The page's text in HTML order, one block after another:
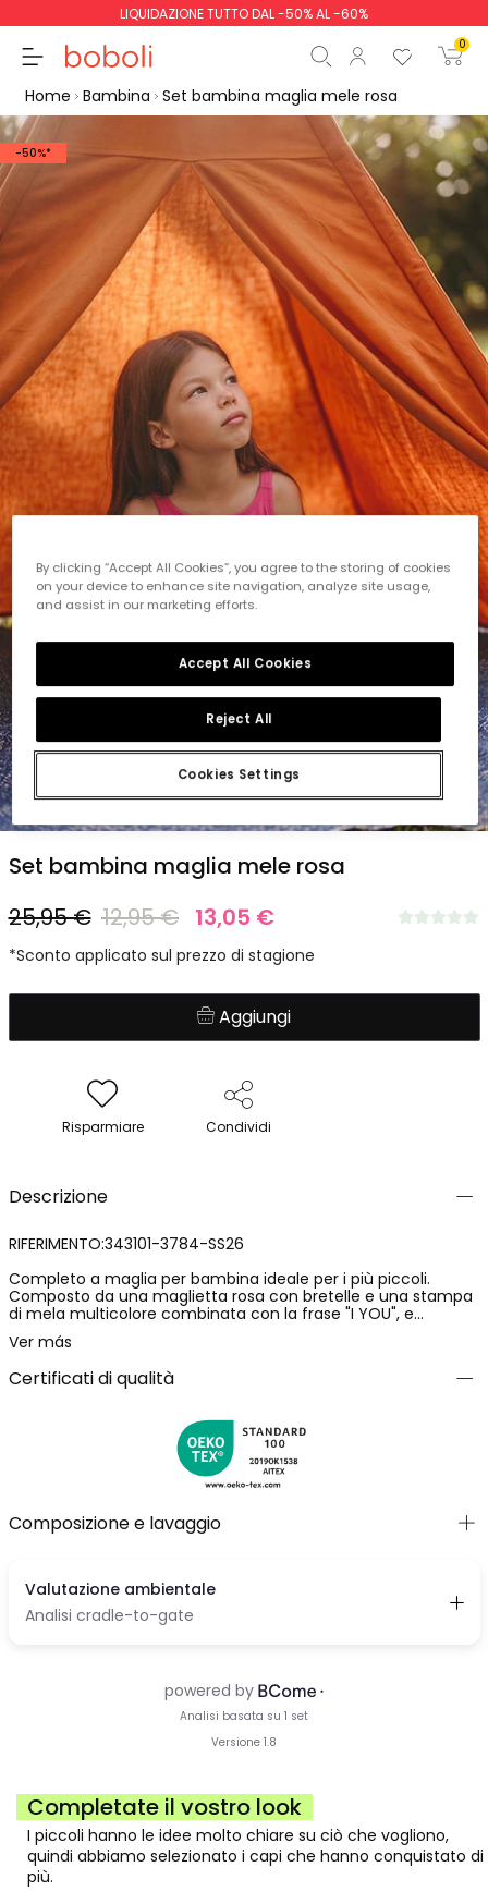
LIQUIDAZIONE TUTTO DAL -50% AL -60%
0
Totale parziale 0,00 €
Totale 0,00 €
Continua Inizio ordine
Home Bambina Set bambina maglia mele rosa
-50%*
1 2 3 4 5 6 7 8
Set bambina maglia mele rosa
25,95 € 12,95 € 13,05 €
*Sconto applicato sul prezzo di stagione
Aggiungi
Risparmiare Condividi
Descrizione
RIFERIMENTO:343101-3784-SS26
Completo a maglia per bambina ideale per i più piccoli.
Composto da una maglietta rosa con bretelle e una stampa
di mela multicolore combinata con la frase "I YOU", e
leggings con motivi di mele colorate, è un completo
divertente e vivace. Il tessuto è morbido e confortevole,
perfetto per l'uso quotidiano. Disponibile in taglie da 12 mesi
fino a 5 anni. Il suo design accattivante e i colori lo rendono
Ver más
Certificati di qualità
Composizione e lavaggio
Completate il vostro look
I piccoli hanno le idee molto chiare su ciò che vogliono,
quindi abbiamo selezionato i capi che hanno conquistato di
più.
By clicking “Accept All Cookies”, you agree to the storing of cookies
on your device to enhance site navigation, analyze site usage,
and assist in our marketing efforts.
Cookies Settings
Reject All
Accept All Cookies